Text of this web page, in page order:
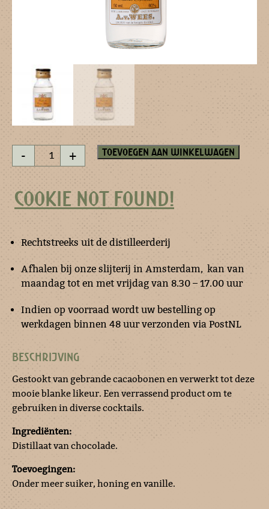
-
Crème
-
miniatuur
+ Toevoegen aan winkelwagen
COOKIE NOT FOUND!
Rechtstreeks uit de distilleerderij
Afhalen bij onze slijterij in Amsterdam, kan van
maandag tot en met vrijdag van 8.30 – 17.00 uur
Indien op voorraad wordt uw bestelling op
werkdagen binnen 48 uur verzonden via PostNL
BESCHRIJVING
Gestookt van gebrande cacaobonen en verwerkt tot deze
mooie blanke likeur. Een verrassend product om te
gebruiken in diverse cocktails.
Ingrediënten:
Distillaat van chocolade.
Toevoegingen:
Onder meer suiker, honing en vanille.